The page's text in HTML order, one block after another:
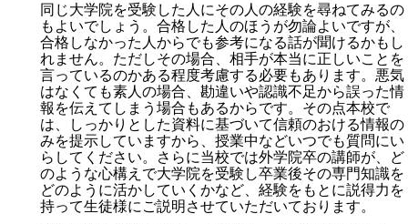
同じ大学院を受験した人にその人の経験を尋ねてみるの
もよいでしょう。合格した人のほうが勿論よいですが、
合格しなかった人からでも参考になる話が聞けるかもし
れません。ただしその場合、相手が本当に正しいことを
言っているのかある程度考慮する必要もあります。悪気
はなくても素人の場合、勘違いや認識不足から誤った情
報を伝えてしまう場合もあるからです。その点本校で
は、しっかりとした資料に基づいて信頼のおける情報の
みを提示していますから、授業中などいつでも質問にい
らしてください。さらに当校では外学院卒の講師が、ど
のような心構えで大学院を受験し卒業後その専門知識を
どのように活かしていくかなど、経験をもとに説得力を
持って生徒様にご説明させていただいております。